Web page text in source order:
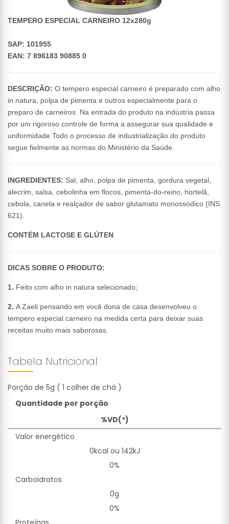
TEMPERO ESPECIAL CARNEIRO 12x280g
SAP: 101955
EAN: 7 896183 90885 0
DESCRIÇÃO: O tempero especial carneiro é preparado com alho
in natura, polpa de pimenta e outros especialmente para o
preparo de carneiros. Na entrada do produto na indústria passa
por um rigoroso controle de forma a assegurar sua qualidade e
uniformidade Todo o processo de industrialização do produto
segue fielmente as normas do Ministério da Saúde.
INGREDIENTES: Sal, alho, polpa de pimenta, gordura vegetal,
alecrim, salsa, cebolinha em flocos, pimenta-do-reino, hortelã,
cebola, canela e realçador de sabor glutamato monossódico (INS
621).
CONTÉM LACTOSE E GLÚTEN
DICAS SOBRE O PRODUTO:
1. Feito com alho in natura selecionado;
2. A Zaeli pensando em você dona de casa desenvolveu o
tempero especial carneiro na medida certa para deixar suas
receitas muito mais saborosas.
Tabela Nutricional
Porção de 5g ( 1 colher de chá )
Quantidade por porção
%VD(*)
Valor energético
0kcal ou 142kJ
0%
Carboidratos
0g
0%